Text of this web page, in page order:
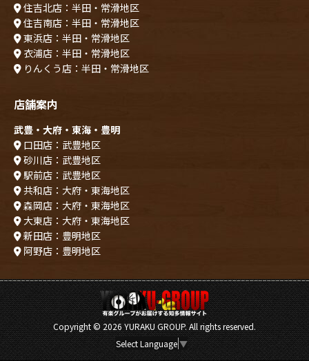
住吉北店：半田・常滑地区
住吉南店：半田・常滑地区
東浜店：半田・常滑地区
衣浦店：半田・常滑地区
りんくう店：半田・常滑地区
店舗案内
武豊・大府・東海・豊明
口田店：武豊地区
砂川店：武豊地区
駅前店：武豊地区
共和店：大府・東海地区
森岡店：大府・東海地区
大東店：大府・東海地区
新田店：豊明地区
阿野店：豊明地区
Copyright ©2026 YURAKU GROUP. All rights reserved.
Select Language ▼